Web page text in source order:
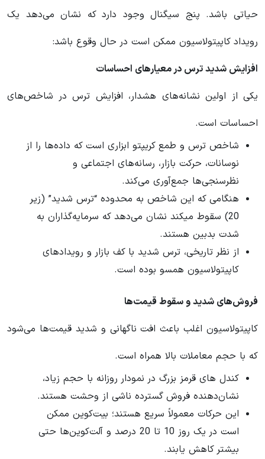
حیاتی باشد. پنج سیگنال وجود دارد که نشان می‌دهد یک
رویداد کاپیتولاسیون ممکن است در حال وقوع باشد:
افزایش شدید ترس در معیارهای احساسات
یکی از اولین نشانه‌های هشدار، افزایش ترس در شاخص‌های
احساسات است.
شاخص ترس و طمع کریپتو ابزاری است که داده‌ها را از
نوسانات، حرکت بازار، رسانه‌های اجتماعی و
نظرسنجی‌ها جمع‌آوری می‌کند.
هنگامی که این شاخص به محدوده “ترس شدید” (زیر
20) سقوط میکند نشان می‌دهد که سرمایه‌گذاران به
شدت بدبین هستند.
از نظر تاریخی، ترس شدید با کف بازار و رویدادهای
کاپیتولاسیون همسو بوده است.
فروش‌های شدید و سقوط قیمت‌ها
کاپیتولاسیون اغلب باعث افت ناگهانی و شدید قیمت‌ها می‌شود
که با حجم معاملات بالا همراه است.
کندل های قرمز بزرگ در نمودار روزانه با حجم زیاد،
نشان‌دهنده فروش گسترده ناشی از وحشت هستند.
این حرکات معمولاً سریع هستند؛ بیت‌کوین ممکن
است در یک روز 10 تا 20 درصد و آلت‌کوین‌ها حتی
بیشتر کاهش یابند.